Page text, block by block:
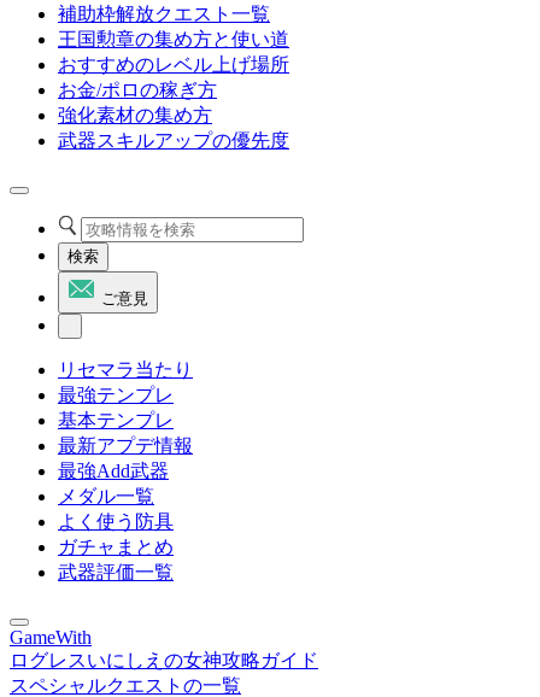
補助枠解放クエスト一覧
王国勲章の集め方と使い道
おすすめのレベル上げ場所
お金/ポロの稼ぎ方
強化素材の集め方
武器スキルアップの優先度
検索
ご意見
リセマラ当たり
最強テンプレ
基本テンプレ
最新アプデ情報
最強Add武器
メダル一覧
よく使う防具
ガチャまとめ
武器評価一覧
GameWith
ログレスいにしえの女神攻略ガイド
スペシャルクエストの一覧